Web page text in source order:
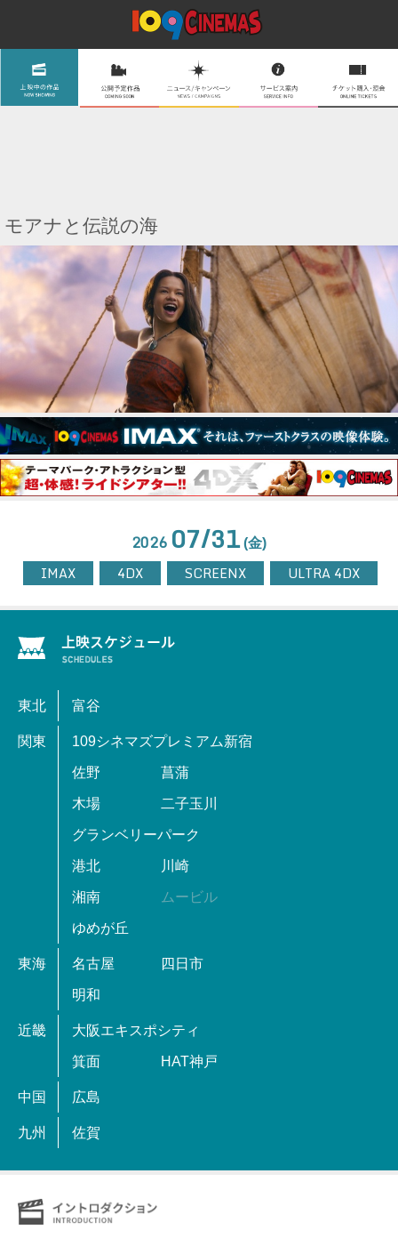
モアナと伝説の海
2026 07/31(金)
IMAX 4DX SCREENX ULTRA 4DX
東北 富谷
関東 109シネマズプレミアム新宿
佐野 菖蒲
木場 二子玉川
グランベリーパーク
港北 川崎
湘南 ムービル
ゆめが丘
東海 名古屋 四日市
明和
近畿 大阪エキスポシティ
箕面 HAT神戸
中国 広島
九州 佐賀